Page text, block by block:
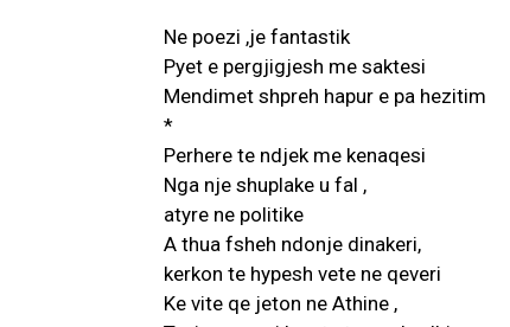
Ne poezi ,je fantastik
Pyet e pergjigjesh me saktesi
Mendimet shpreh hapur e pa hezitim
*
Perhere te ndjek me kenaqesi
Nga nje shuplake u fal ,
atyre ne politike
A thua fsheh ndonje dinakeri,
kerkon te hypesh vete ne qeveri
Ke vite qe jeton ne Athine ,